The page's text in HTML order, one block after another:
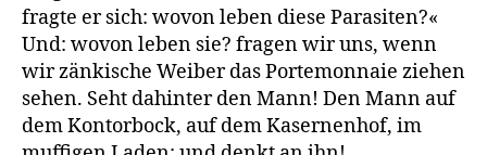
fragte er sich: wovon leben diese Parasiten?«
Und: wovon leben sie? fragen wir uns, wenn
wir zänkische Weiber das Portemonnaie ziehen
sehen. Seht dahinter den Mann! Den Mann auf
dem Kontorbock, auf dem Kasernenhof, im